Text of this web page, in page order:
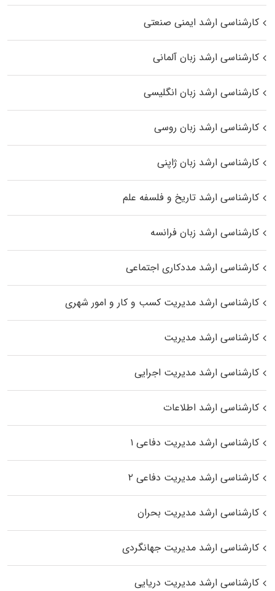
کارشناسی ارشد ایمنی صنعتی
کارشناسی ارشد زبان آلمانی
کارشناسی ارشد زبان انگلیسی
کارشناسی ارشد زبان روسی
کارشناسی ارشد زبان ژاپنی
کارشناسی ارشد تاریخ و فلسفه علم
کارشناسی ارشد زبان فرانسه
کارشناسی ارشد مددکاری اجتماعی
کارشناسی ارشد مدیریت کسب و کار و امور شهری
کارشناسی ارشد مدیریت
کارشناسی ارشد مدیریت اجرایی
کارشناسی ارشد اطلاعات
کارشناسی ارشد مدیریت دفاعی ۱
کارشناسی ارشد مدیریت دفاعی ۲
کارشناسی ارشد مدیریت بحران
کارشناسی ارشد مدیریت جهانگردی
کارشناسی ارشد مدیریت دریایی